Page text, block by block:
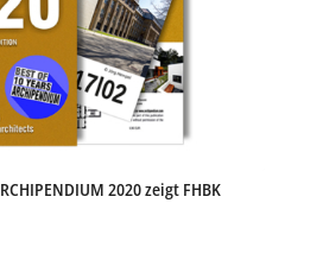
2020 zeigt FHBK